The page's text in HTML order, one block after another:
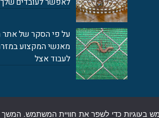
מאנשי המקצוע
לעבוד אצל
- דיגיטל מרקט
בעוגיות כדי לשפר את חוויית המשתמש. המשך